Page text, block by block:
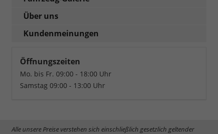
Über uns
Kundenmeinungen
Öffnungszeiten
Mo. bis Fr. 09:00 - 18:00 Uhr
Samstag 09:00 - 13:00 Uhr
Alle unsere Preise verstehen sich einschließlich gesetzlich geltender